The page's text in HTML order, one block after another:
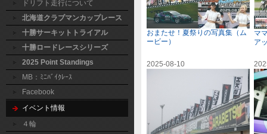
ドリフト走行について
北海道クラブマンカップレース
十勝サーキットトライアル
十勝ロードレースシリーズ
2025 Point Standings
MB：ﾐﾆﾊﾞｲｸﾚｰｽ
Facebook
イベント情報
４輪
おまたせ！夏祭りの写真集（ム
ービー）
マ
ア
2025-08-10